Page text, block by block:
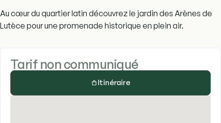
Au cœur du quartier latin découvrez le jardin des Arènes de
Lutèce pour une promenade historique en plein air.
Tarif non communiqué
Itinéraire